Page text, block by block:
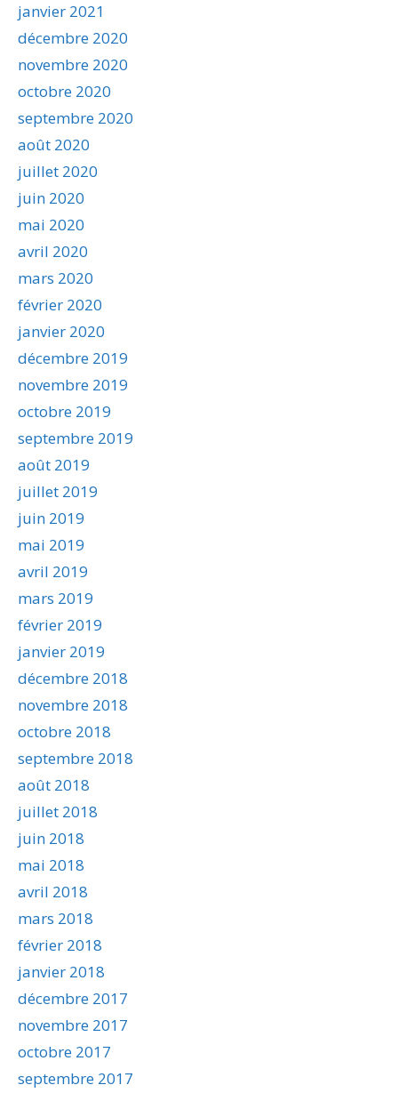
janvier 2021
décembre 2020
novembre 2020
octobre 2020
septembre 2020
août 2020
juillet 2020
juin 2020
mai 2020
avril 2020
mars 2020
février 2020
janvier 2020
décembre 2019
novembre 2019
octobre 2019
septembre 2019
août 2019
juillet 2019
juin 2019
mai 2019
avril 2019
mars 2019
février 2019
janvier 2019
décembre 2018
novembre 2018
octobre 2018
septembre 2018
août 2018
juillet 2018
juin 2018
mai 2018
avril 2018
mars 2018
février 2018
janvier 2018
décembre 2017
novembre 2017
octobre 2017
septembre 2017